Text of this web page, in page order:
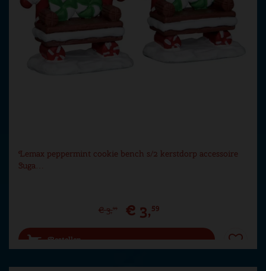
Lemax peppermint cookie bench s/2 kerstdorp accessoire
Suga…
€ 3,99 € 3,59
Bestellen